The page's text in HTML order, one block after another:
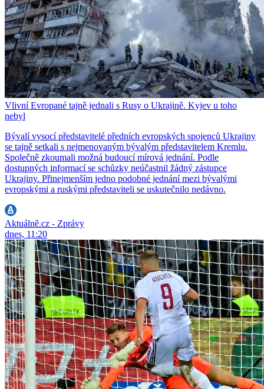
Vlivní Evropané tajně jednali s Rusy o Ukrajině. Kyjev u toho
nebyl
Bývalí vysocí představitelé předních evropských spojenců Ukrajiny
se tajně setkali s nejmenovaným bývalým představitelem Kremlu.
Společně zkoumali možná budoucí mírová jednání. Podle
dostupných informací se schůzky neúčastnil žádný zástupce
Ukrajiny. Přinejmenším jedno podobné jednání mezi bývalými
evropskými a ruskými představiteli se uskutečnilo nedávno.
Aktuálně.cz - Zprávy
dnes, 11:20